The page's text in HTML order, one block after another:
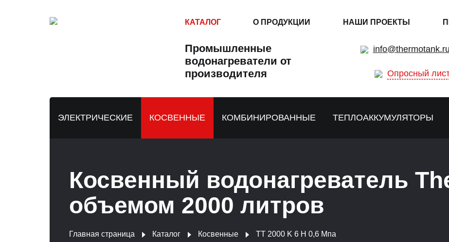
КАТАЛОГ О ПРОДУКЦИИ НАШИ ПРОЕКТЫ
Промышленные
водонагреватели от
производителя
info@thermotank.ru
Опросный
ЭЛЕКТРИЧЕСКИЕ КОСВЕННЫЕ КОМБИНИРОВАННЫЕ ТЕПЛОАККУМУЛЯТОРЫ
Косвенный водонагреватель
объемом 2000 литров
Главная страница Каталог Косвенные ТТ 2000 K 6 Н 0,6 Мпа